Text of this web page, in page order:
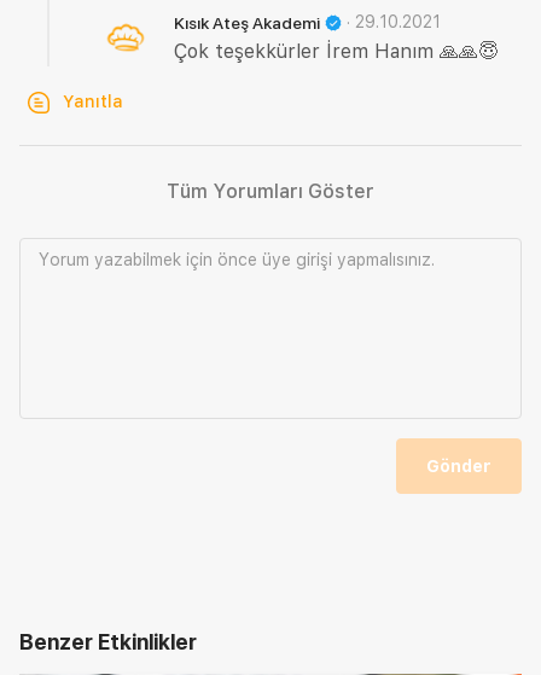
Kısık Ateş Akademi · 29.10.2021
Çok teşekkürler İrem Hanım 🙏🙏😇
Yanıtla
Tüm Yorumları Göster
Yorum yazabilmek için önce üye girişi yapmalısınız.
Gönder
Benzer Etkinlikler